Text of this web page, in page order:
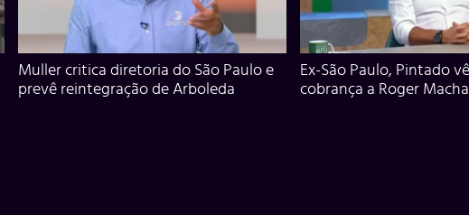
Muller critica diretoria do São Paulo e
prevê reintegração de Arboleda
Ex-São Paulo, Pintado
cobrança a Roger